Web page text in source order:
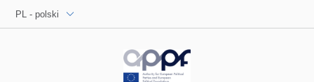
PL - polski